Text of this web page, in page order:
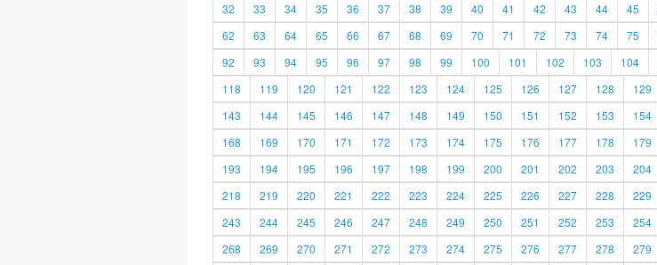
32
33 34 35 36 37 38 39 40 41 42 43 44 45
62
63 64 65 66 67 68 69 70 71 72 73 74 75
92
93 94 95 96 97 98 99 100 101 102 103 104
118
119 120 121 122 123 124 125 126 127 128 129
143
144 145 146 147 148 149 150 151 152 153 154
168
169 170 171 172 173 174 175 176 177 178 179
193
194 195 196 197 198 199 200 201 202 203 204
218
219 220 221 222 223 224 225 226 227 228 229
243
244 245 246 247 248 249 250 251 252 253 254
268
269 270 271 272 273 274 275 276 277 278 279